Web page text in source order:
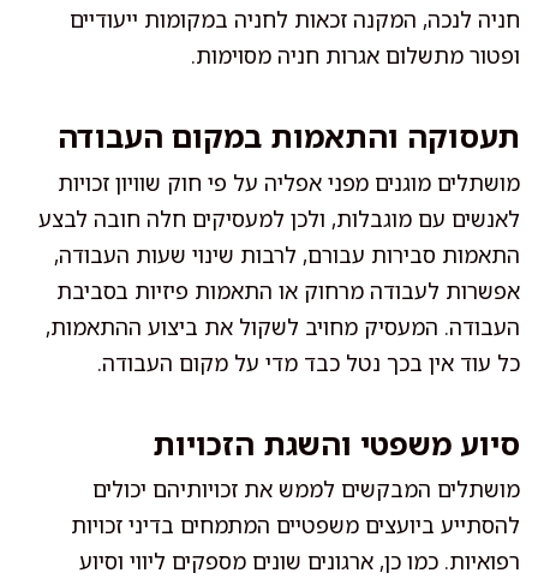
חניה לנכה, המקנה זכאות לחניה במקומות ייעודיים
ופטור מתשלום אגרות חניה מסוימות.
תעסוקה והתאמות במקום העבודה
מושתלים מוגנים מפני אפליה על פי חוק שוויון זכויות
לאנשים עם מוגבלות, ולכן למעסיקים חלה חובה לבצע
התאמות סבירות עבורם, לרבות שינוי שעות העבודה,
אפשרות לעבודה מרחוק או התאמות פיזיות בסביבת
העבודה. המעסיק מחויב לשקול את ביצוע ההתאמות,
כל עוד אין בכך נטל כבד מדי על מקום העבודה.
סיוע משפטי והשגת הזכויות
מושתלים המבקשים לממש את זכויותיהם יכולים
להסתייע ביועצים משפטיים המתמחים בדיני זכויות
רפואיות. כמו כן, ארגונים שונים מספקים ליווי וסיוע